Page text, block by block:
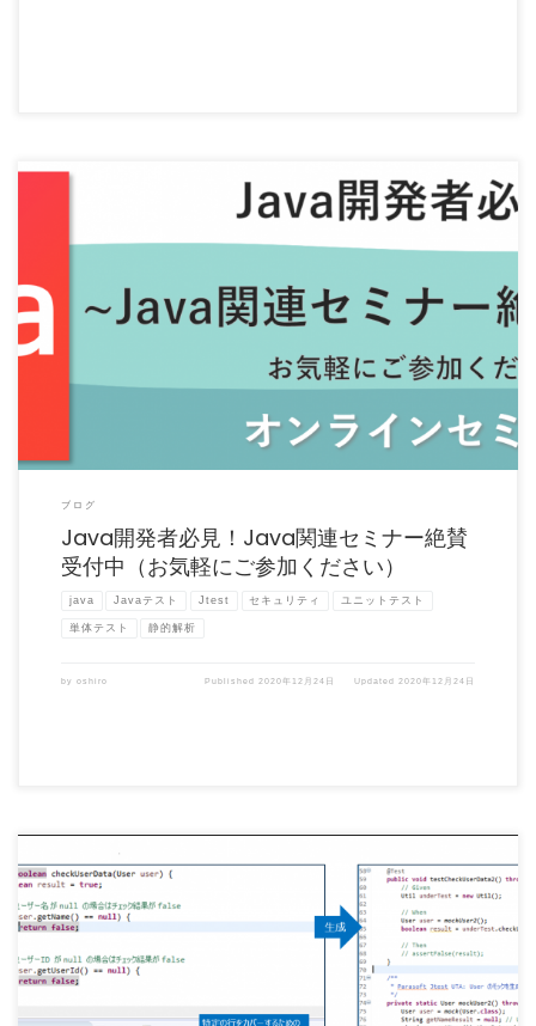
Java開発の中で、「作業工数を減らしたい」「簡単に品質改善を行いたい」等、考え
たことはありませんか […]
ブログ
Java開発者必見！Java関連セミナー絶賛
受付中（お気軽にご参加ください）
java Javaテスト Jtest セキュリティ ユニットテスト
単体テスト 静的解析
by oshiro Published 2020年12月24日 Updated 2020年12月24日
Parasoft Jtest 2020.1 がリリースされました。 このリリースでは、レポーティング